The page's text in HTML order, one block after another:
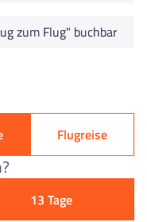
zum Flug" buchbar
Flugreise
13 Tage